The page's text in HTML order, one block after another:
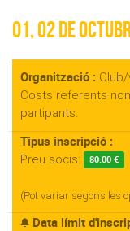
01, 02 de
Organització :
Costs referents
partipants.
Tipus inscripció :
Preu socis: 80.00 €
(Pot variar segons les
Data límit